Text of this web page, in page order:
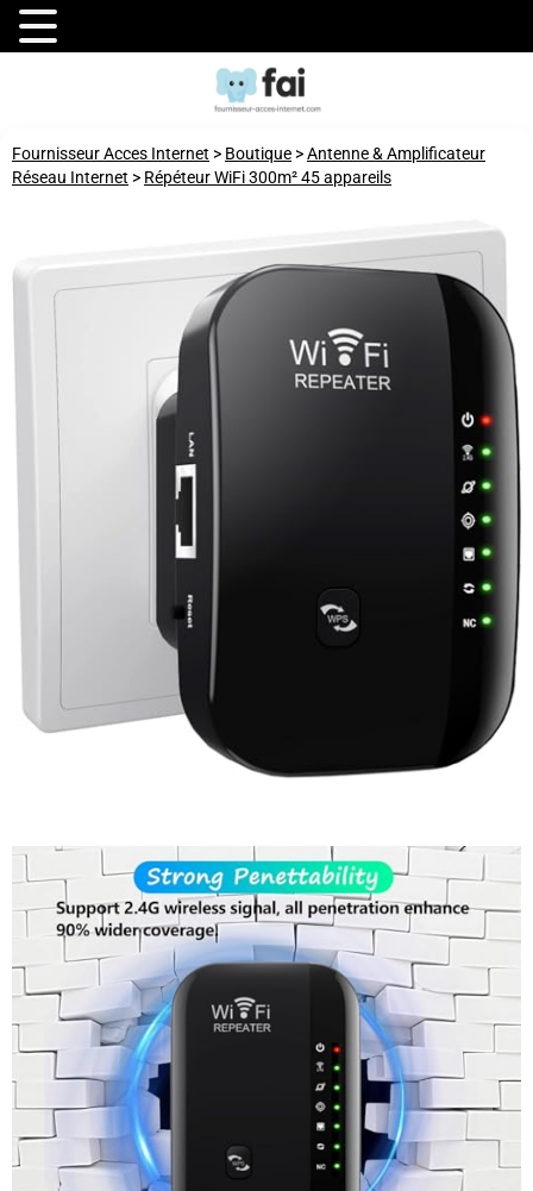
Fournisseur Acces Internet > Boutique >Antenne & Amplificateur
Réseau Internet > Répéteur WiFi 300m² 45 appareils